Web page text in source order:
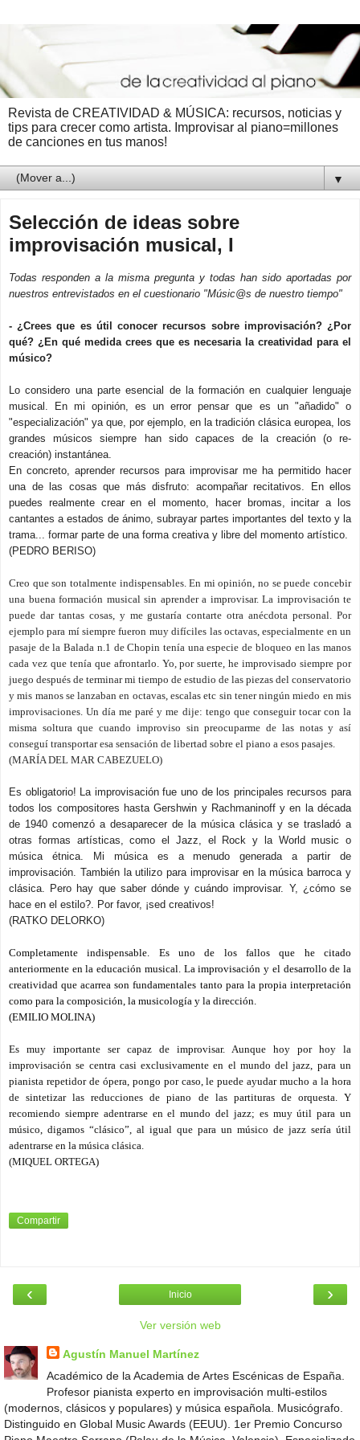
Revista de CREATIVIDAD & MÚSICA: recursos, noticias y
tips para crecer como artista. Improvisar al piano=millones
de canciones en tus manos!
▼
Selección de ideas sobre
improvisación musical, I
Todas responden a la misma pregunta y todas han sido aportadas por
nuestros entrevistados en el cuestionario "Músic@s de nuestro tiempo"
- ¿Crees que es útil conocer recursos sobre improvisación? ¿Por
qué? ¿En qué medida crees que es necesaria la creatividad para el
músico?
Lo considero una parte esencial de la formación en cualquier lenguaje
musical. En mi opinión, es un error pensar que es un "añadido" o
"especialización" ya que, por ejemplo, en la tradición clásica europea, los
grandes músicos siempre han sido capaces de la creación (o re-
creación) instantánea.
En concreto, aprender recursos para improvisar me ha permitido hacer
una de las cosas que más disfruto: acompañar recitativos. En ellos
puedes realmente crear en el momento, hacer bromas, incitar a los
cantantes a estados de ánimo, subrayar partes importantes del texto y la
trama... formar parte de una forma creativa y libre del momento artístico.
(PEDRO BERISO)
Creo que son totalmente indispensables. En mi opinión, no se puede concebir
una buena formación musical sin aprender a improvisar. La improvisación te
puede dar tantas cosas, y me gustaría contarte otra anécdota personal. Por
ejemplo para mí siempre fueron muy difíciles las octavas, especialmente en un
pasaje de la Balada n.1 de Chopin tenía una especie de bloqueo en las manos
cada vez que tenía que afrontarlo. Yo, por suerte, he improvisado siempre por
juego después de terminar mi tiempo de estudio de las piezas del conservatorio
y mis manos se lanzaban en octavas, escalas etc sin tener ningún miedo en mis
improvisaciones. Un día me paré y me dije: tengo que conseguir tocar con la
misma soltura que cuando improviso sin preocuparme de las notas y así
conseguí transportar esa sensación de libertad sobre el piano a esos pasajes.
(MARÍA DEL MAR CABEZUELO)
Es obligatorio! La improvisación fue uno de los principales recursos para
todos los compositores hasta Gershwin y Rachmaninoff y en la década
de 1940 comenzó a desaparecer de la música clásica y se trasladó a
otras formas artísticas, como el Jazz, el Rock y la World music o
música étnica. Mi música es a menudo generada a partir de
improvisación. También la utilizo para improvisar en la música barroca y
clásica. Pero hay que saber dónde y cuándo improvisar. Y, ¿cómo se
hace en el estilo?. Por favor, ¡sed creativos!
(RATKO DELORKO)
Completamente indispensable. Es uno de los fallos que he citado
anteriormente en la educación musical. La improvisación y el desarrollo de la
creatividad que acarrea son fundamentales tanto para la propia interpretación
como para la composición, la musicología y la dirección.
(EMILIO MOLINA)
Es muy importante ser capaz de improvisar. Aunque hoy por hoy la
improvisación se centra casi exclusivamente en el mundo del jazz, para un
pianista repetidor de ópera, pongo por caso, le puede ayudar mucho a la hora
de sintetizar las reducciones de piano de las partituras de orquesta. Y
recomiendo siempre adentrarse en el mundo del jazz; es muy útil para un
músico, digamos “clásico”, al igual que para un músico de jazz sería útil
adentrarse en la música clásica.
(MIQUEL ORTEGA)
Compartir
‹ ›
Inicio
Ver versión web
Agustín Manuel Martínez
Académico de la Academia de Artes Escénicas de España.
Profesor pianista experto en improvisación multi-estilos
(modernos, clásicos y populares) y música española. Musicógrafo.
Distinguido en Global Music Awards (EEUU). 1er Premio Concurso